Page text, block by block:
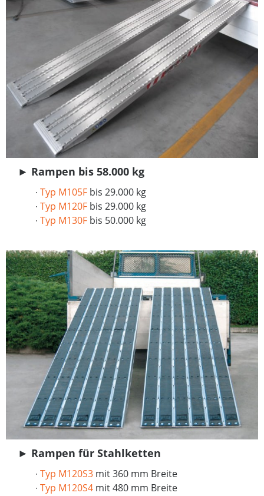
► Rampen bis 58.000 kg
∙ Typ M105F bis 29.000 kg
∙ Typ M120F bis 29.000 kg
∙ Typ M130F bis 50.000 kg
► Rampen für Stahlketten
∙ Typ M120S3 mit 360 mm Breite
∙ Typ M120S4 mit 480 mm Breite